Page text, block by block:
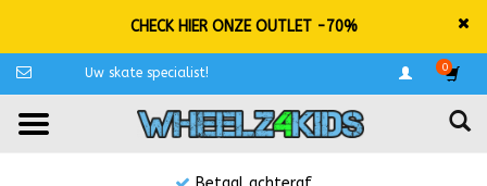
CHECK HIER ONZE OUTLET -70%
Uw skate specialist! 0